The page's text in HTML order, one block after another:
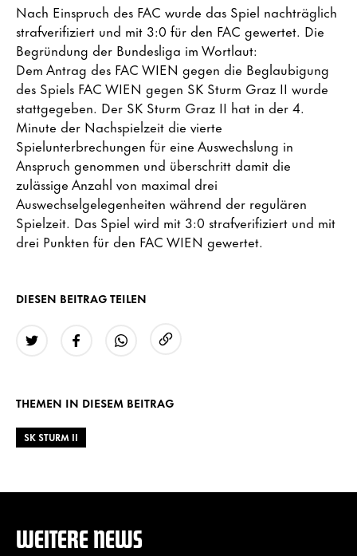
Nach Einspruch des FAC wurde das Spiel nachträglich
strafverifiziert und mit 3:0 für den FAC gewertet. Die
Begründung der Bundesliga im Wortlaut:
Dem Antrag des FAC WIEN gegen die Beglaubigung
des Spiels FAC WIEN gegen SK Sturm Graz II wurde
stattgegeben. Der SK Sturm Graz II hat in der 4.
Minute der Nachspielzeit die vierte
Spielunterbrechungen für eine Auswechslung in
Anspruch genommen und überschritt damit die
zulässige Anzahl von maximal drei
Auswechselgelegenheiten während der regulären
Spielzeit. Das Spiel wird mit 3:0 strafverifiziert und mit
drei Punkten für den FAC WIEN gewertet.
DIESEN BEITRAG TEILEN
THEMEN IN DIESEM BEITRAG
SK STURM II
WEITERE NEWS